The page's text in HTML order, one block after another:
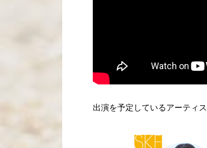
出演を予定しているアーティ